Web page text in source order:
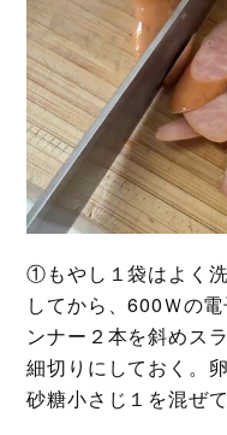
①もやし１袋はよく
してから、600Ｗの
ンナー２本を斜めス
細切りにしておく。
砂糖小さじ１を混ぜて